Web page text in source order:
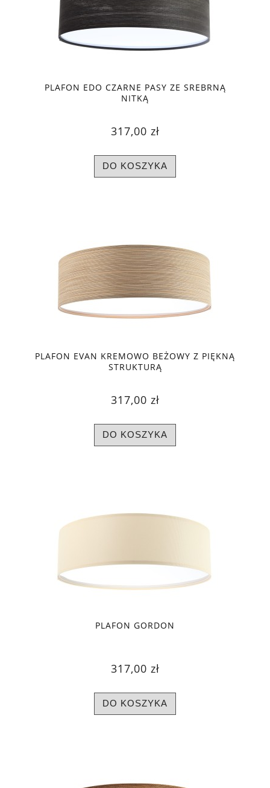
PLAFON EDO CZARNE PASY ZE SREBRNĄ
NITKĄ
317,00 zł
DO KOSZYKA
PLAFON EVAN KREMOWO BEŻOWY Z PIĘKNĄ
STRUKTURĄ
317,00 zł
DO KOSZYKA
PLAFON GORDON
317,00 zł
DO KOSZYKA